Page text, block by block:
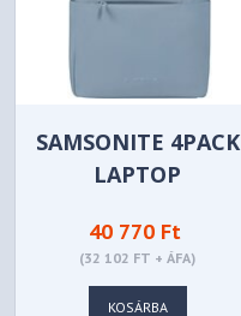
SAMSONITE 4PACK
LAPTOP
HANDLES 15,6"
DUSTY BLUE
40 770 Ft
(32 102 FT + ÁFA)
KOSÁRBA